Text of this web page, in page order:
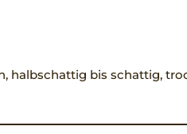
halbschattig bis schattig,